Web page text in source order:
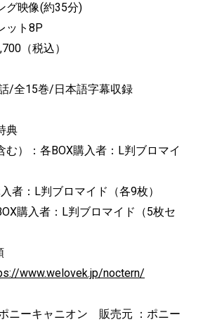
グ映像(約35分)
ット8P
（税込）
/全15巻/日本語字幕収録
典
む）：各BOX購入者：L判ブロマイ
者：L判ブロマイド（各9枚）
購入者：L判ブロマイド（5枚セ
www.welovek.jp/noctern/
ニーキャニオン 販売元 ：ポニー